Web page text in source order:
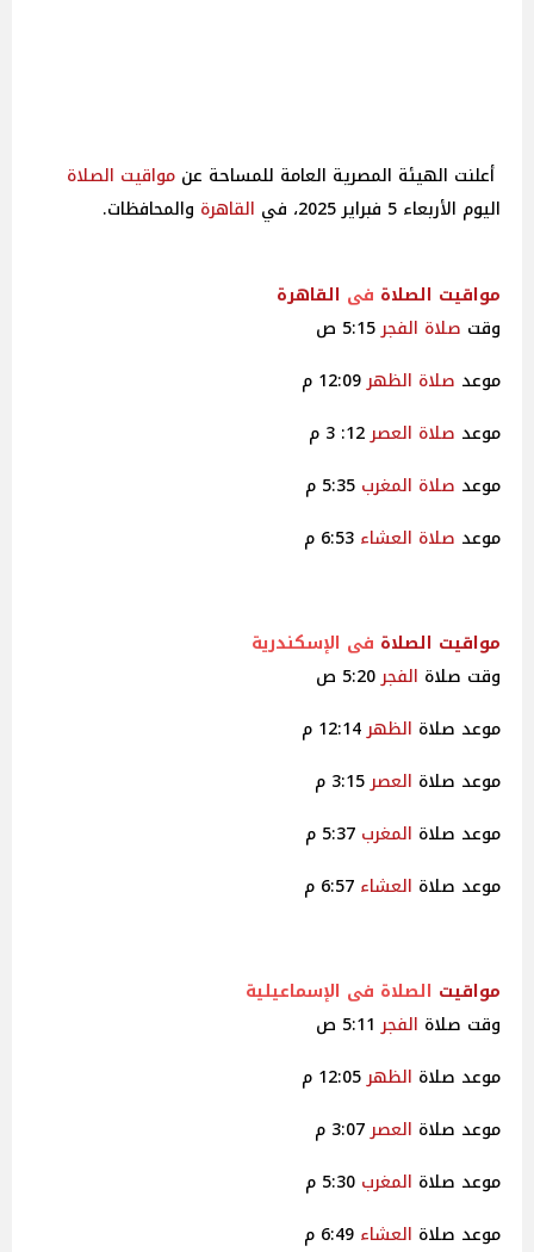
أعلنت الهيئة المصرية العامة للمساحة عن مواقيت الصلاة
اليوم الأربعاء 5 فبراير 2025، في
القاهرة والمحافظات.
مواقيت الصلاة فى القاهرة
وقت صلاة الفجر5:15 ص
موعد صلاة الظهر12:09 م
موعد صلاة العصر12: 3 م
موعد صلاة المغرب
موعد صلاة العشاء
مواقيت الصلاة فى الإسكندرية
وقت صلاة الفجر5:20 ص
موعد صلاة الظهر12:14 م
موعد صلاة العصر3:15 م
موعد صلاة المغرب
موعد صلاة العشاء
مواقيت الصلاة فى الإسماعيلية
وقت صلاة الفجر5:11 ص
موعد صلاة الظهر12:05 م
موعد صلاة العصر3:07 م
موعد صلاة المغرب
موعد صلاة العشاء